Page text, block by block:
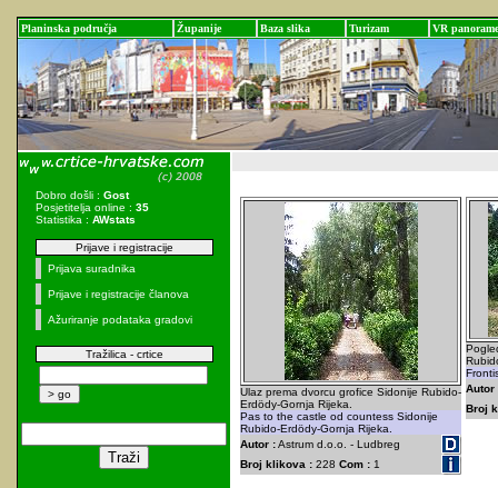
Planinska područja Županije Baza slika Turizam VR panorame
Dobro došli : Gost
Posjetitelja online : 35
Statistika : AWstats
Prijave i registracije
Prijava suradnika
Prijave i registracije članova
Ažuriranje podataka gradovi
Tražilica - crtice
Ulaz prema dvorcu grofice Sidonije Rubido-
Erdödy-Gornja Rijeka.
Pas to the castle od countess Sidonije
Rubido-Erdödy-Gornja Rijeka.
Autor :Astrum d.o.o. - Ludbreg
Broj klikova : 228 Com : 1
Autor
Broj